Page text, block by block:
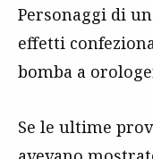
Personaggi di
effetti
bomba a
Se le ultime